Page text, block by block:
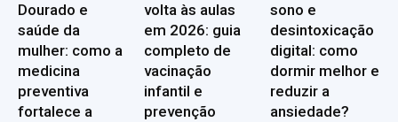
Dourado e
saúde da
mulher: como a
medicina
preventiva
fortalece a
volta às aulas
em 2026: guia
completo de
vacinação
infantil e
prevenção
sono e
desintoxicação
digital: como
dormir melhor e
reduzir a
ansiedade?